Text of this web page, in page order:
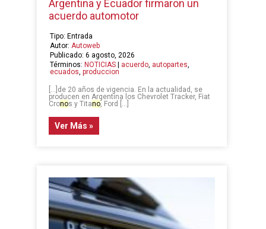
Argentina y Ecuador firmaron un
acuerdo automotor
Tipo: Entrada
Autor:Autoweb
Publicado: 6 agosto, 2026
Términos: NOTICIAS acuerdo, autopartes,
ecuados,produccion
[…]de 20 años de vigencia. En la actualidad, se
producen en Argentina los Chevrolet Tracker, Fiat
Cronos y Titano, Ford […]
Ver Más »